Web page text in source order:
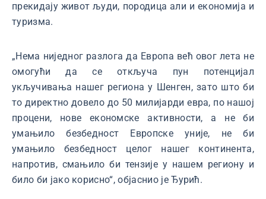
прекидају живот људи, породица али и економија и
туризма.
„Нема ниједног разлога да Европа већ овог лета не
омогући да се откључа пун потенцијал
укључивања нашег региона у Шенген, зато што би
то директно довело до 50 милијарди евра, по нашој
процени, нове економске активности, а не би
умањило безбедност Европске уније, не би
умањило безбедност целог нашег континента,
напротив, смањило би тензије у нашем региону и
било би јако корисно“, објаснио је Ђурић.